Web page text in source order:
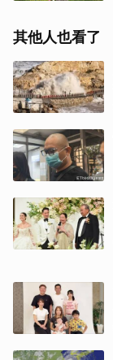
其他人也看了